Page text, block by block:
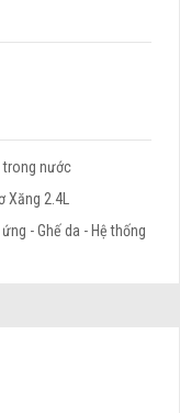
trong nước
Xăng 2.4L
- Ghế da - Hệ thống